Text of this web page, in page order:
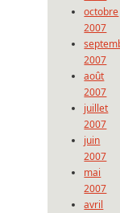
octobre
2007
2007
août
2007
juillet
2007
juin
2007
mai
2007
avril